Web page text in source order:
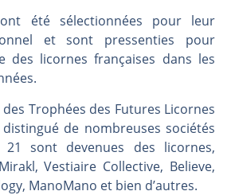
été sélectionnées pour leur
et sont pressenties pour
des licornes françaises dans les
Trophées des Futures Licornes
de nombreuses sociétés
21 sont devenues des licornes,
Vestiaire Collective, Believe,
ManoMano et bien d’autres.